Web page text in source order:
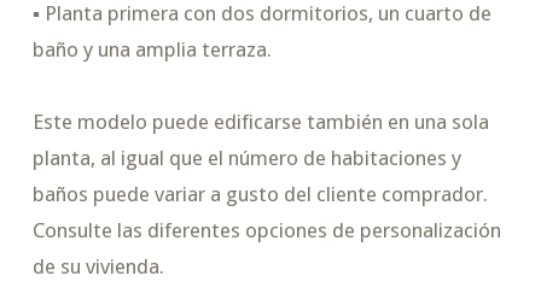
▪ Planta primera con dos dormitorios, un cuarto de
baño y una amplia terraza.
Este modelo puede edificarse también en una sola
planta, al igual que el número de habitaciones y
baños puede variar a gusto del cliente comprador.
Consulte las diferentes opciones de personalización
de su vivienda.